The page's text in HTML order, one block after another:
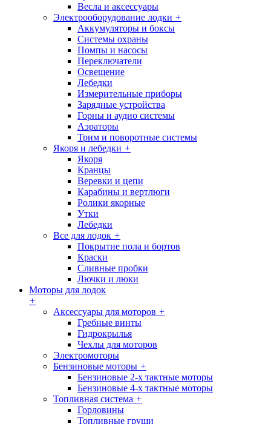
Весла и аксессуары
Электрооборудование лодки +
Аккумуляторы и боксы
Системы охраны
Помпы и насосы
Переключатели
Освещение
Лебедки
Измерительные приборы
Зарядные устройства
Горны и аудио системы
Аэраторы
Трим и поворотные системы
Якоря и лебедки +
Якоря
Кранцы
Веревки и цепи
Карабины и вертлюги
Ролики якорные
Утки
Лебедки
Все для лодок +
Покрытие пола и бортов
Краски
Сливные пробки
Лючки и люки
Моторы для лодок
+
Аксессуары для моторов +
Гребные винты
Гидрокрылья
Чехлы для моторов
Электромоторы
Бензиновые моторы +
Бензиновые 2-х тактные моторы
Бензиновые 4-х тактные моторы
Топливная система +
Горловины
Топливные груши